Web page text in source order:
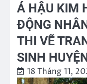
Á HẬU KIM
ĐỘNG
THI VẼ
SINH
18 Tháng 11,